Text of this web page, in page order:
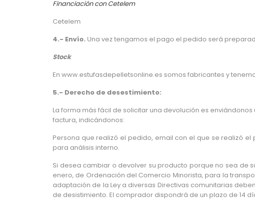
Financiación con Cetelem
Cetelem
4.- Envío. Una vez tengamos el pago el pedido será
Stock
En www.estufasdepelletsonline.es somos fabricantes y
5.- Derecho de desestimiento:
La forma más fácil de solicitar una devolución es
factura, indicándonos:
Persona que realizó el pedido, email con el que se realizó
para análisis interno.
Si desea cambiar o devolver su producto porque no sea de
enero, de Ordenación del Comercio Minorista, para la
adaptación de la Ley a diversas Directivas comunitarias
de desistimiento. El comprador dispondrá de un plazo de 14